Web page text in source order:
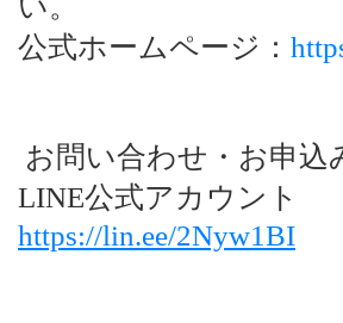
公式ホームページ：
お問い合わせ・お申込
LINE公式アカウント
https://lin.ee/2Nyw1BI